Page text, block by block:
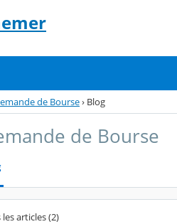
de Bourse› Blog
de Bourse
les articles (2)